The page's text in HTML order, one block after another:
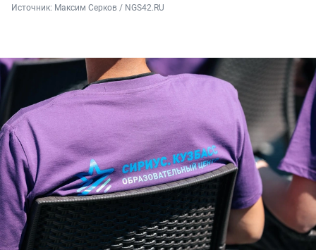
Источник: Максим Серков / NGS42.RU